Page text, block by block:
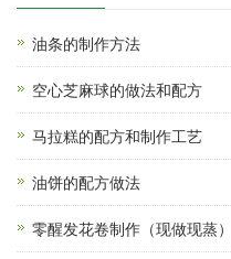
油条的制作方法
空心芝麻球的做法和配方
马拉糕的配方和制作工艺
油饼的配方做法
零醒发花卷制作（现做现蒸）